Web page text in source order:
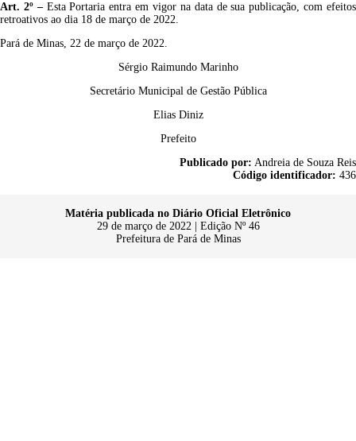
Art. 2º – Esta Portaria entra em vigor na data de sua publicação,com efeitos
retroativos ao dia 18 de março de 2022.
Pará de Minas, 22 de março de 2022.
Sérgio Raimundo Marinho
Secretário Municipal de Gestão Pública
Elias Diniz
Prefeito
Publicado por: Andreia de Souza Reis
Código identificador: 436
Matéria publicada no Diário Oficial Eletrônico
29 de março de 2022 | Edição Nº 46
Prefeitura de Pará de Minas